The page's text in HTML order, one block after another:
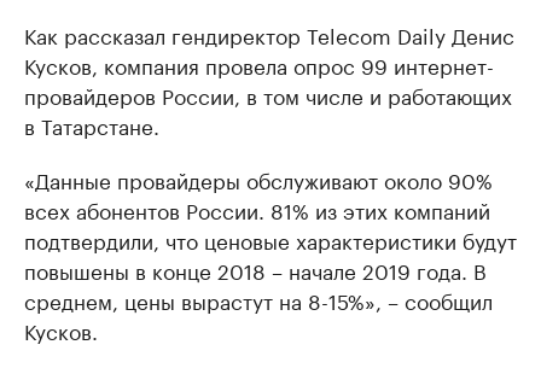
Как рассказал гендиректор Telecom Daily Денис
Кусков, компания провела опрос 99 интернет-
провайдеров России, в том числе и работающих
в Татарстане.
«Данные провайдеры обслуживают около 90%
всех абонентов России. 81% из этих компаний
подтвердили, что ценовые характеристики будут
повышены в конце 2018 – начале 2019 года. В
среднем, цены вырастут на 8-15%», – сообщил
Кусков.